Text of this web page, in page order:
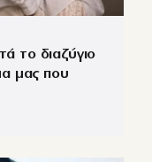
το διαζύγιο
μας που